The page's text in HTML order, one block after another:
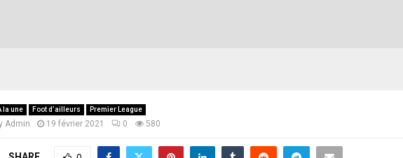
la une Foot d’ailleurs Premier League
Admin 19 février 2021 0 580